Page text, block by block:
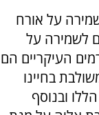
על אורח
לשמירה על
העיקריים הם
בחיינו
ובנוסף